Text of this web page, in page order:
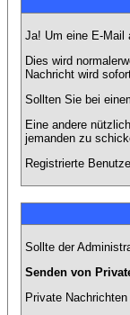
Ja! Um eine E-Mail
Dies wird
Nachricht wird
Sollten Sie bei
Eine andere
jemanden zu
Registrierte
Sollte der
Senden von
Private